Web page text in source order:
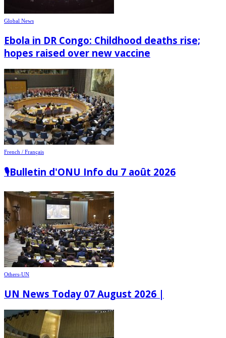
Global News
Ebola in DR Congo: Childhood deaths rise;
hopes raised over new vaccine
French / Français
🎙️Bulletin d'ONU Info du 7 août 2026
Others-UN
UN News Today 07 August 2026 |